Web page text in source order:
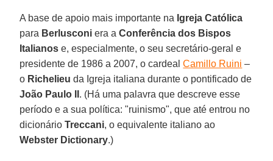
A base de apoio mais importante na Igreja Católica
para Berlusconi era aConferência dos Bispos
Italianos e, especialmente, o seu secretário-geral e
presidente de 1986 a 2007, o cardealCamillo Ruini –
o Richelieu da Igreja italiana durante o pontificado de
João Paulo II . (Há uma palavra que descreve esse
período e a sua política: "ruinismo", que até entrou no
dicionárioTreccani, o equivalente italiano ao
Webster Dictionary.)